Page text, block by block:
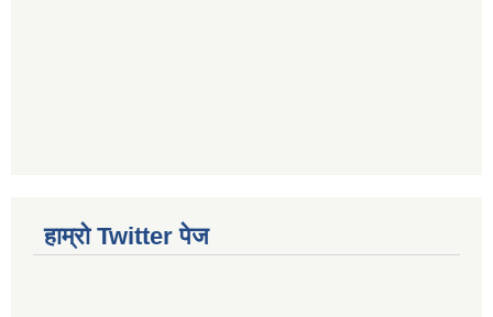
हाम्रो Twitter पेज